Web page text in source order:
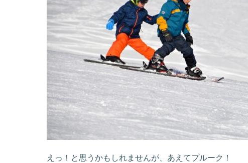
えっ！と思うかもしれませんが、あえてプルーク！